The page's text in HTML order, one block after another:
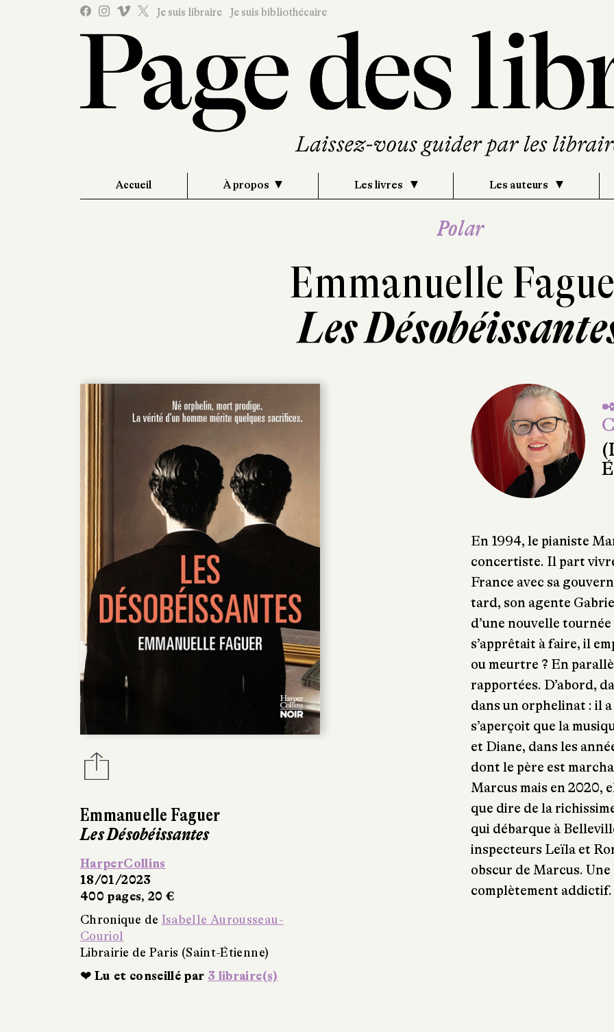
Je suis libraire Je suis bibliothécaire
Accueil À propos Les livres Les auteurs
Polar
Emmanuelle
Les
Emmanuelle Faguer
Les Désobéissantes
HarperCollins
18/01/2023
400 pages, 20 €
Chronique de Isabelle Aurousseau-
Couriol
Librairie de Paris (Saint-Étienne)
❤ Lu et conseillé par 3 libraire(s)
En 1994, le pianiste
concertiste. Il part
France avec sa
tard, son agente
d’une nouvelle
s’apprêtait à faire, il
ou meurtre ? En
rapportées. D’abord,
dans un orphelinat : il
s’aperçoit que la
et Diane, dans les
dont le père est
Marcus mais en 2020,
que dire de la
qui débarque à
inspecteurs Leïla et
obscur de Marcus.
complètement addictif.